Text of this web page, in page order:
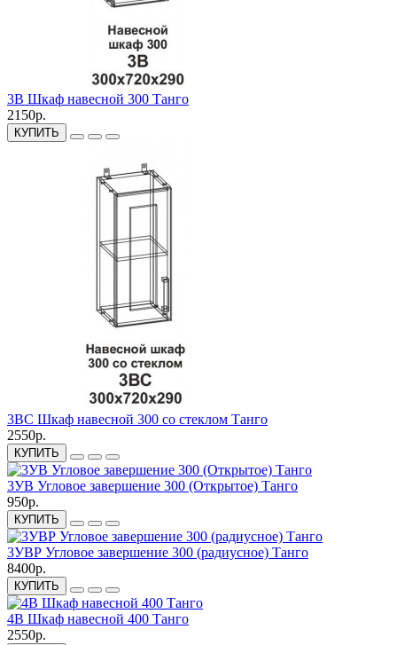
3В Шкаф навесной 300 Танго
2150р.
КУПИТЬ
3ВС Шкаф навесной 300 со стеклом Танго
2550р.
КУПИТЬ
3УВ Угловое завершение 300 (Открытое) Танго
950р.
КУПИТЬ
3УВР Угловое завершение 300 (радиусное) Танго
8400р.
КУПИТЬ
4В Шкаф навесной 400 Танго
2550р.